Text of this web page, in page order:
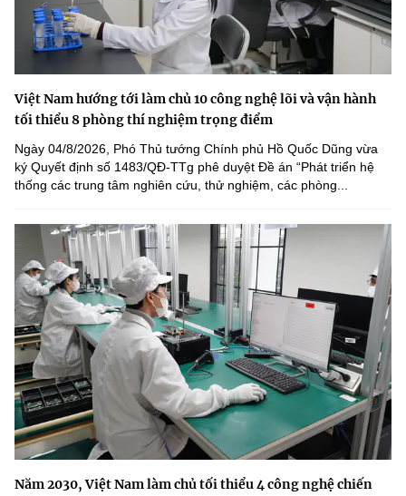
Việt Nam hướng tới làm chủ 10 công nghệ lõi và vận hành
tối thiểu 8 phòng thí nghiệm trọng điểm
Ngày 04/8/2026, Phó Thủ tướng Chính phủ Hồ Quốc Dũng vừa
ký Quyết định số 1483/QĐ-TTg phê duyệt Đề án “Phát triển hệ
thống các trung tâm nghiên cứu, thử nghiệm, các phòng...
Năm 2030, Việt Nam làm chủ tối thiểu 4 công nghệ chiến